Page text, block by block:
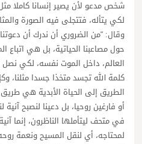
شخص مدعو لأن يصير إنسانا كاملا
لكي يتأله، فتتجلى فيه الصورة
وقال: “من الضروري أن ندرك أن
حول مصاعبنا الحياتية، بل هي
العالم، داخل الموت نفسه، لكي نصل
كلمة الله تجسد متخذا جسدا مثلنا،
الطريق إلى الحياة الأبدية هي
أو فارغين روحيا، بل دعينا لنصبح
في متحف ليتأملها الناظرون، إنما
لمحتاجه، أي لنقل المسيح ونعمة